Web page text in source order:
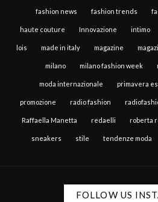
fashion news fashion trends
haute couture Innovazione intimo
lois made in italy magazine
milano milano fashion week
moda internazionale primavera
promozione radio fashion
Raffaella Manetta redaelli roberta
sneakers stile tendenze moda
FOLLOW US